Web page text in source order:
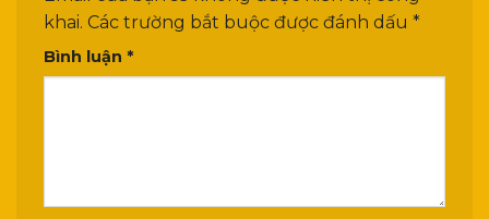
khai. Các trường bắt buộc được đánh dấu *
Bình luận *